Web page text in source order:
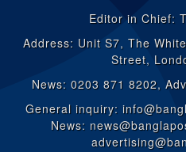
Editor in Chief:
Address: Unit S7, The
Street,
News: 0203 871 8202,
General inquiry:
News: